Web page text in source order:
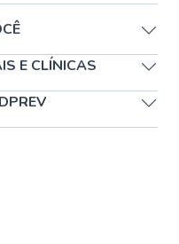
E CLÍNICAS